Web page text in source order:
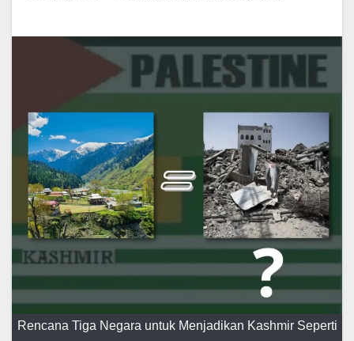
Rencana Tiga Negara untuk Menjadikan Kashmir Seperti